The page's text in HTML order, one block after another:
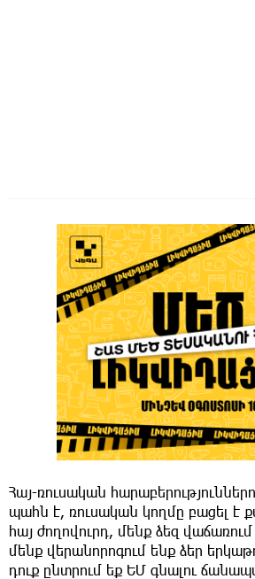
Հայ-ռուսական
պահն է, ռուսական կողմը բացել է
հայ ժողովուրդ, մենք ձեզ
մենք վերանորոգում ենք ձեր
դուք ընտրում եք ԵՄ գնալու